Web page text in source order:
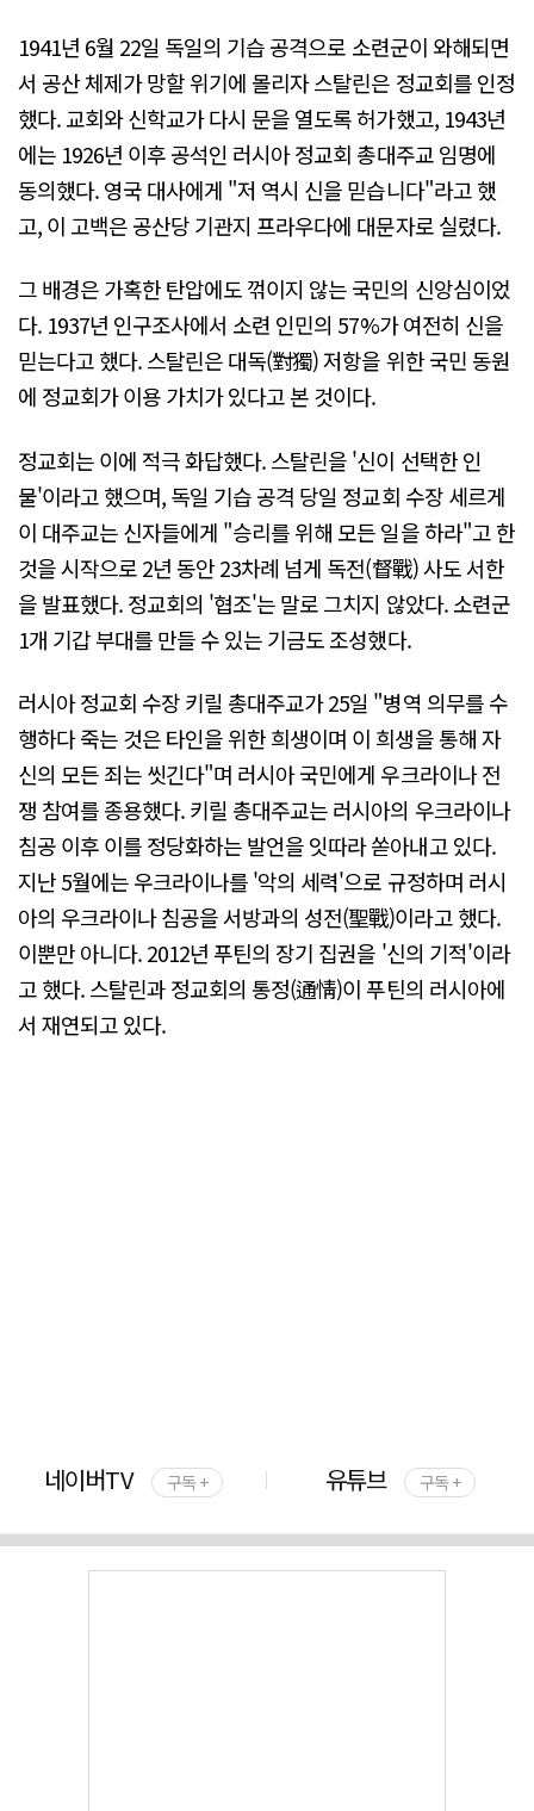
1941년 6월 22일 독일의 기습 공격으로 소련군이 와해되면
서 공산 체제가 망할 위기에 몰리자 스탈린은 정교회를 인정
했다. 교회와 신학교가 다시 문을 열도록 허가했고, 1943년
에는 1926년 이후 공석인 러시아 정교회 총대주교 임명에
동의했다. 영국 대사에게 "저 역시 신을 믿습니다"라고 했
고, 이 고백은 공산당 기관지 프라우다에 대문자로 실렸다.
그 배경은 가혹한 탄압에도 꺾이지 않는 국민의 신앙심이었
다. 1937년 인구조사에서 소련 인민의 57%가 여전히 신을
믿는다고 했다. 스탈린은 대독(對獨) 저항을 위한 국민 동원
에 정교회가 이용 가치가 있다고 본 것이다.
정교회는 이에 적극 화답했다. 스탈린을 '신이 선택한 인
물'이라고 했으며, 독일 기습 공격 당일 정교회 수장 세르게
이 대주교는 신자들에게 "승리를 위해 모든 일을 하라"고 한
것을 시작으로 2년 동안 23차례 넘게 독전(督戰) 사도 서한
을 발표했다. 정교회의 '협조'는 말로 그치지 않았다. 소련군
1개 기갑 부대를 만들 수 있는 기금도 조성했다.
러시아 정교회 수장 키릴 총대주교가 25일 "병역 의무를 수
행하다 죽는 것은 타인을 위한 희생이며 이 희생을 통해 자
신의 모든 죄는 씻긴다"며 러시아 국민에게 우크라이나 전
쟁 참여를 종용했다. 키릴 총대주교는 러시아의 우크라이나
침공 이후 이를 정당화하는 발언을 잇따라 쏟아내고 있다.
지난 5월에는 우크라이나를 '악의 세력'으로 규정하며 러시
아의 우크라이나 침공을 서방과의 성전(聖戰)이라고 했다.
이뿐만 아니다. 2012년 푸틴의 장기 집권을 '신의 기적'이라
고 했다. 스탈린과 정교회의 통정(通情)이 푸틴의 러시아에
서 재연되고 있다.
네이버TV 구독 + 유튜브 구독 +